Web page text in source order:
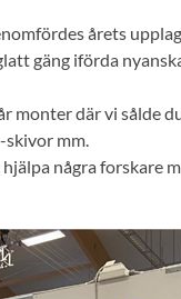
årets
gäng iförda
monter där vi sålde
mm.
några forskare